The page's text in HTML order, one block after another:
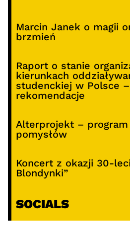
Marcin Janek o magii
brzmień
Raport o stanie
kierunkach
studenckiej w Polsce
rekomendacje
Alterprojekt –
pomysłów
Koncert z okazji 30-
Blondynki”
SOCIALS